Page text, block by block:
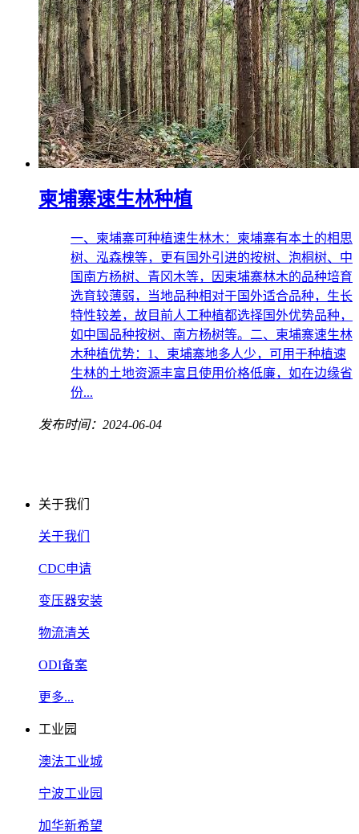
柬埔寨速生林种植
一、柬埔寨可种植速生林木：柬埔寨有本土的相思
树、泓森槐等，更有国外引进的按树、泡桐树、中
国南方杨树、青冈木等，因柬埔寨林木的品种培育
选育较薄弱，当地品种相对于国外适合品种，生长
特性较差，故目前人工种植都选择国外优势品种，
如中国品种按树、南方杨树等。二、柬埔寨速生林
木种植优势：1、柬埔寨地多人少，可用于种植速
生林的土地资源丰富且使用价格低廉，如在边缘省
份...
发布时间：2024-06-04
关于我们
关于我们
CDC申请
变压器安装
物流清关
ODI备案
更多...
工业园
澳法工业城
宁波工业园
加华新希望